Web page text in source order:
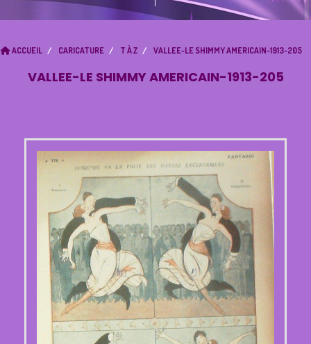
ACCUEIL CARICATURE T À Z VALLEE-LE SHIMMY AMERICAIN-1913-205
VALLEE-LE SHIMMY AMERICAIN-1913-205